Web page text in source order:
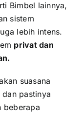
Bimbel lainnya,
sistem
lebih intens.
privat dan
suasana
pastinya
beberapa